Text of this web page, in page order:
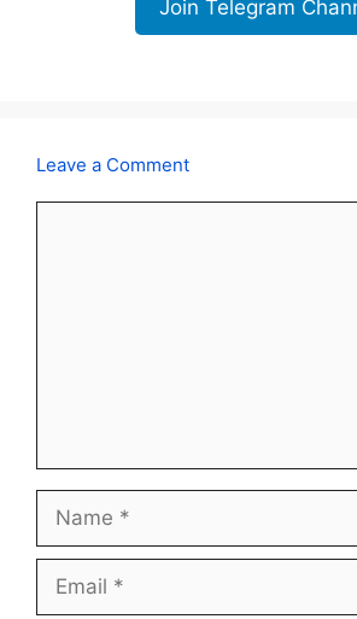
Join Telegram
Leave a Comment
Name
Email